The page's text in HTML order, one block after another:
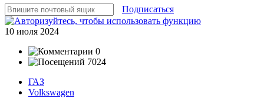
Подписаться
10 июля 2024
0
7024
ГАЗ
Volkswagen